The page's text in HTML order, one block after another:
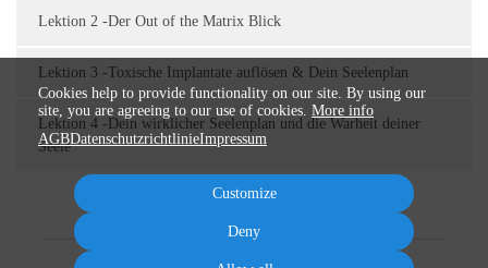
Lektion 2 -Der Out of the Matrix Blick
Lektion 3 -Toxische Implantate auflösen & Dein Seelenplan
Lektion 4 -Dein wirklicher Seelenplan und die Warheit deiner
Seele
Cookies help to provide functionality on our site. By using our
site, you are agreeing to our use of cookies. More info
AGBDatenschutzrichtlinieImpressum
Customize
Deny